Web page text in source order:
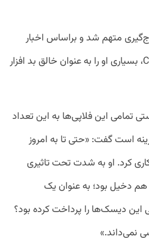
متهم شد و براساس اخبار
امنیتی وبسایت CSOnline.com، بسیاری او را به عنوان خالق بد افزار
تمامی این فلاپی‌ها به این تعداد
است گفت: «حتی تا به امروز
کرد. او به شدت تحت تاثیری
دخیل بود؛ به عنوان یک
این دیسک‌ها را پرداخت کرده بود؟
نمی‌داند.»